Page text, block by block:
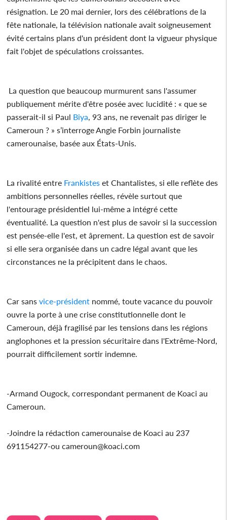
résignation. Le 20 mai dernier, lors des célébrations de la
fête nationale, la télévision nationale avait soigneusement
évité certains plans d'un président dont la vigueur physique
fait l'objet de spéculations croissantes.
La question que beaucoup murmurent sans l'assumer
publiquement mérite d'être posée avec lucidité : « que se
passerait-il si Paul Biya, 93 ans, ne revenait pas diriger le
Cameroun ? » s’interroge Angie Forbin journaliste
camerounaise, basée aux États-Unis.
La rivalité entre Frankistes et Chantalistes, si elle reflète des
ambitions personnelles réelles, révèle surtout que
l'entourage présidentiel lui-même a intégré cette
éventualité. La question n'est plus de savoir si la succession
est pensée-elle l'est, et âprement. La question est de savoir
si elle sera organisée dans un cadre légal avant que les
circonstances ne la précipitent dans le chaos.
Car sans vice-président nommé, toute vacance du pouvoir
ouvre la porte à une crise constitutionnelle dont le
Cameroun, déjà fragilisé par les tensions dans les régions
anglophones et la pression sécuritaire dans l'Extrême-Nord,
pourrait difficilement sortir indemne.
-Armand Ougock, correspondant permanent de Koaci au
Cameroun.
-Joindre la rédaction camerounaise de Koaci au 237
691154277-ou cameroun@koaci.com